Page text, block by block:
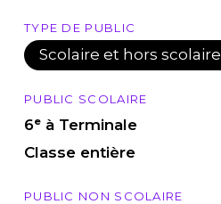
TYPE DE PUBLIC
Scolaire et hors scolaire
PUBLIC SCOLAIRE
6ᵉ à Terminale
Classe entière
PUBLIC NON SCOLAIRE